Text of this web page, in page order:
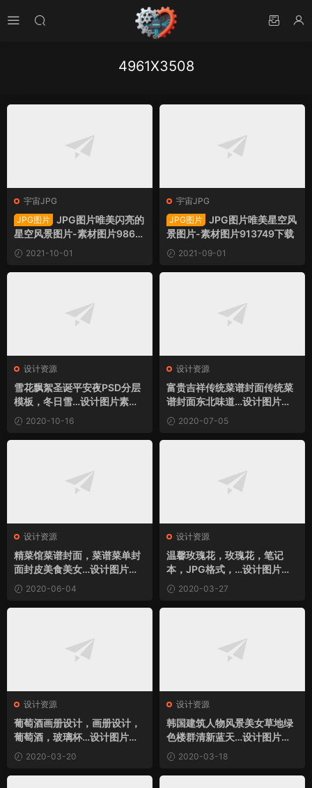
4961X3508
宇宙JPG
JPG图片 JPG图片唯美闪亮的
星空风景图片-素材图片9869
44下载
2021-10-01
宇宙JPG
JPG图片 JPG图片唯美星空风
景图片-素材图片913749下载
2021-09-01
设计资源
雪花飘絮圣诞平安夜PSD分层
模板，冬日雪…设计图片素材
下载2020-10-16
设计资源
富贵吉祥传统菜谱封面传统菜
谱封面东北味道…设计图片素
材下载
2020-07-05
设计资源
精菜馆菜谱封面，菜谱菜单封
面封皮美食美女…设计图片素
材下载
2020-06-04
设计资源
温馨玫瑰花，玫瑰花，笔记
本，JPG格式，…设计图片素
材下载
2020-03-27
设计资源
葡萄酒画册设计，画册设计，
葡萄酒，玻璃杯…设计图片素
材下载
2020-03-20
设计资源
韩国建筑人物风景美女草地绿
色楼群清新蓝天…设计图片素
材下载
2020-03-18